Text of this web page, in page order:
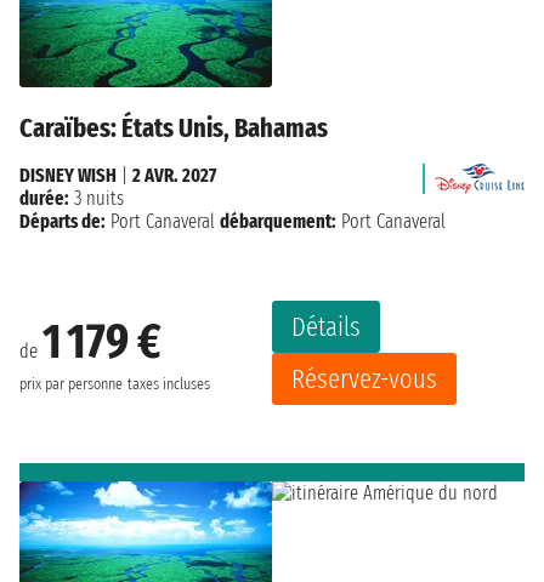
Caraïbes: États Unis, Bahamas
de 1 179 €
prix par personne taxes incluses
Détails
Réservez-vous
DISNEY WISH
2 AVR. 2027
durée: 3 nuits
Départs de: Port Canaveral débarquement: Port Canaveral